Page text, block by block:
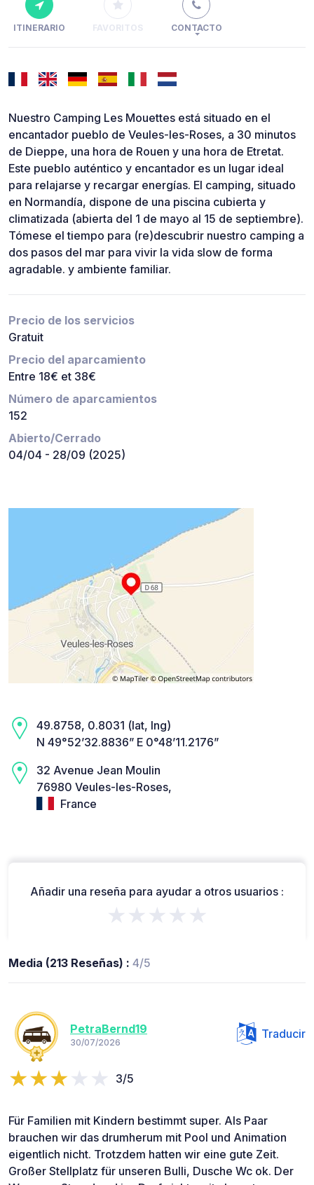
ITINERARIO FAVORITOS CONTACTO
Nuestro Camping Les Mouettes está situado en el
encantador pueblo de Veules-les-Roses, a 30 minutos
de Dieppe, una hora de Rouen y una hora de Etretat.
Este pueblo auténtico y encantador es un lugar ideal
para relajarse y recargar energías. El camping, situado
en Normandía, dispone de una piscina cubierta y
climatizada (abierta del 1 de mayo al 15 de septiembre).
Tómese el tiempo para (re)descubrir nuestro camping a
dos pasos del mar para vivir la vida slow de forma
agradable. y ambiente familiar.
Precio de los servicios
Gratuit
Precio del aparcamiento
Entre 18€ et 38€
Número de aparcamientos
152
Abierto/Cerrado
04/04 - 28/09 (2025)
49.8758, 0.8031 (lat, lng)
N 49°52’32.8836” E 0°48’11.2176”
32 Avenue Jean Moulin
76980 Veules-les-Roses,
France
Añadir una reseña para ayudar a otros usuarios :
★★★★★
Media (213 Reseñas) : 4/5
PetraBernd19
30/07/2026
Traducir
3/5
Für Familien mit Kindern bestimmt super. Als Paar
brauchen wir das drumherum mit Pool und Animation
eigentlich nicht. Trotzdem hatten wir eine gute Zeit.
Großer Stellplatz für unseren Bulli, Dusche Wc ok. Der